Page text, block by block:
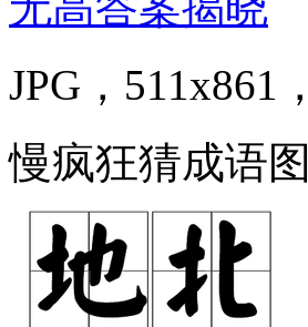
JPG，511x861
慢疯狂猜成语